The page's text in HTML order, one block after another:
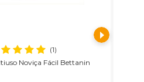
(1)
Noviça Fácil Bettanin